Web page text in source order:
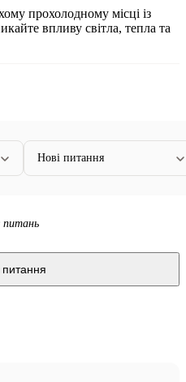
прохолодному місці із
впливу світла, тепла та
Нові питання
питань